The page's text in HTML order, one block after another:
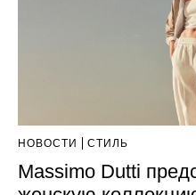
НОВОСТИ СТИЛЬ
Massimo Dutti